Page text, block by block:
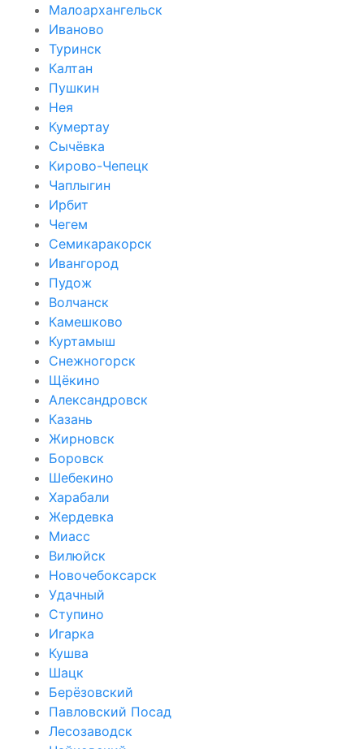
Малоархангельск
Иваново
Туринск
Калтан
Пушкин
Нея
Кумертау
Сычёвка
Кирово-Чепецк
Чаплыгин
Ирбит
Чегем
Семикаракорск
Ивангород
Пудож
Волчанск
Камешково
Куртамыш
Снежногорск
Щёкино
Александровск
Казань
Жирновск
Боровск
Шебекино
Харабали
Жердевка
Миасс
Вилюйск
Новочебоксарск
Удачный
Ступино
Игарка
Кушва
Шацк
Берёзовский
Павловский Посад
Лесозаводск